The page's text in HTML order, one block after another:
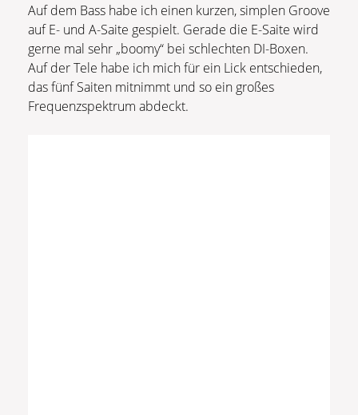
Auf dem Bass habe ich einen kurzen, simplen Groove
auf E- und A-Saite gespielt. Gerade die E-Saite wird
gerne mal sehr „boomy“ bei schlechten DI-Boxen.
Auf der Tele habe ich mich für ein Lick entschieden,
das fünf Saiten mitnimmt und so ein großes
Frequenzspektrum abdeckt.